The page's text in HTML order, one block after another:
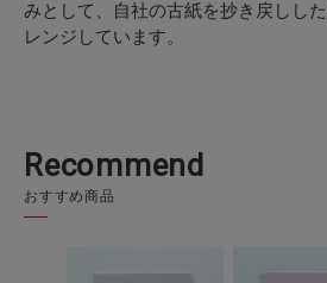
みとして、自社の古紙を抄き戻しし
レンジしています。
Recommend
おすすめ商品